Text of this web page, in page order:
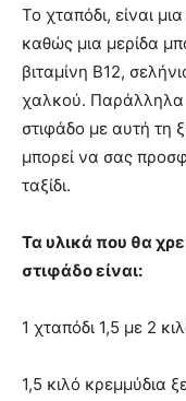
Το χταπόδι, είναι
καθώς μια μερίδα
βιταμίνη B12,
χαλκού. Παράλληλα
στιφάδο με αυτή τη
μπορεί να σας
ταξίδι.
Τα υλικά που θα
στιφάδο είναι:
1 χταπόδι 1,5 με 2
1,5 κιλό κρεμμύδια